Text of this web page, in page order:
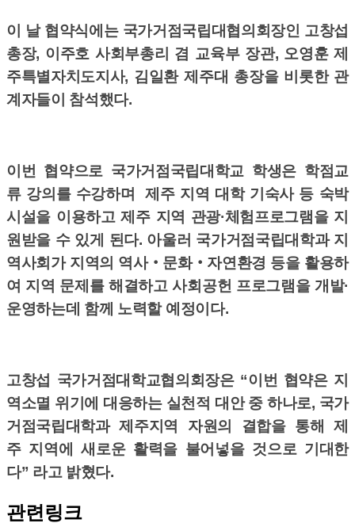
이 날 협약식에는 국가거점국립대협의회장인 고창섭
총장, 이주호 사회부총리 겸 교육부 장관, 오영훈 제
주특별자치도지사, 김일환 제주대 총장을 비롯한 관
계자들이 참석했다.
이번 협약으로 국가거점국립대학교 학생은 학점교
류 강의를 수강하며 제주 지역 대학 기숙사 등 숙박
시설을 이용하고 제주 지역 관광·체험프로그램을 지
원받을 수 있게 된다. 아울러 국가거점국립대학과 지
역사회가 지역의 역사‧문화‧자연환경 등을 활용하
여 지역 문제를 해결하고 사회공헌 프로그램을 개발·
운영하는데 함께 노력할 예정이다.
고창섭 국가거점대학교협의회장은 “이번 협약은 지
역소멸 위기에 대응하는 실천적 대안 중 하나로, 국가
거점국립대학과 제주지역 자원의 결합을 통해 제
주 지역에 새로운 활력을 불어넣을 것으로 기대한
다” 라고 밝혔다.
관련링크